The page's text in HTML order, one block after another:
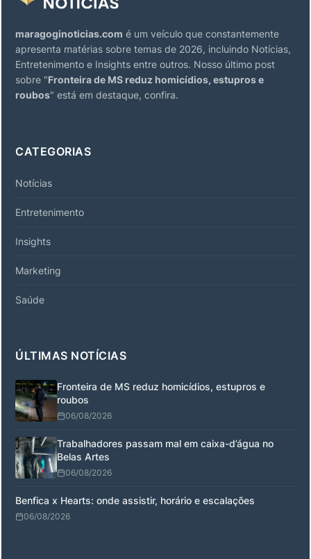
maragoginoticias.com é um veículo que constantemente
apresenta matérias sobre temas de 2026, incluindo Notícias,
Entretenimento e Insights entre outros. Nosso último post
sobre "Fronteira de MS reduz homicídios, estupros e
roubos" está em destaque, confira.
CATEGORIAS
Notícias
Entretenimento
Insights
Marketing
Saúde
ÚLTIMAS NOTÍCIAS
Fronteira de MS reduz homicídios, estupros e
roubos
06/08/2026
Trabalhadores passam mal em caixa-d’água no
Belas Artes
06/08/2026
Benfica x Hearts: onde assistir, horário e escalações
06/08/2026